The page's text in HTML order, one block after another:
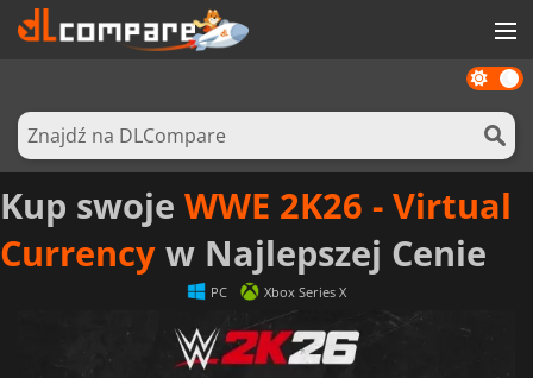
KARTY DO GIER
OPROGRAMOWANIE
REWARDS
SPRZĘT KOMPUTEROWY
Dark
mode
Kup swoje WWE 2K26 - Virtual
Currency w Najlepszej Cenie
PC Xbox Series X